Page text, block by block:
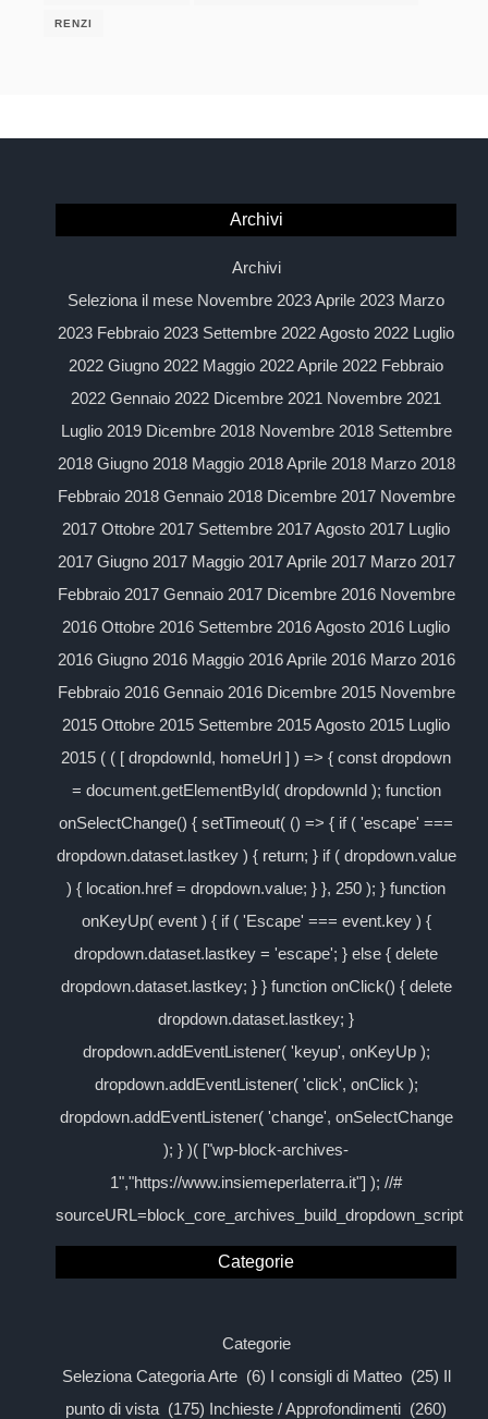
RENZI
Archivi
Archivi
Seleziona il mese Novembre 2023 Aprile 2023 Marzo
2023 Febbraio 2023 Settembre 2022 Agosto 2022 Luglio
2022 Giugno 2022 Maggio 2022 Aprile 2022 Febbraio
2022 Gennaio 2022 Dicembre 2021 Novembre 2021
Luglio 2019 Dicembre 2018 Novembre 2018 Settembre
2018 Giugno 2018 Maggio 2018 Aprile 2018 Marzo 2018
Febbraio 2018 Gennaio 2018 Dicembre 2017 Novembre
2017 Ottobre 2017 Settembre 2017 Agosto 2017 Luglio
2017 Giugno 2017 Maggio 2017 Aprile 2017 Marzo 2017
Febbraio 2017 Gennaio 2017 Dicembre 2016 Novembre
2016 Ottobre 2016 Settembre 2016 Agosto 2016 Luglio
2016 Giugno 2016 Maggio 2016 Aprile 2016 Marzo 2016
Febbraio 2016 Gennaio 2016 Dicembre 2015 Novembre
2015 Ottobre 2015 Settembre 2015 Agosto 2015 Luglio
2015 ( ( [ dropdownId, homeUrl ] ) => { const dropdown
= document.getElementById( dropdownId ); function
onSelectChange() { setTimeout( () => { if ( 'escape' ===
dropdown.dataset.lastkey ) { return; } if ( dropdown.value
) { location.href = dropdown.value; } }, 250 ); } function
onKeyUp( event ) { if ( 'Escape' === event.key ) {
dropdown.dataset.lastkey = 'escape'; } else { delete
dropdown.dataset.lastkey; } } function onClick() { delete
dropdown.dataset.lastkey; }
dropdown.addEventListener( 'keyup', onKeyUp );
dropdown.addEventListener( 'click', onClick );
dropdown.addEventListener( 'change', onSelectChange
); } )( ["wp-block-archives-
1","https://www.insiemeperlaterra.it"] ); //#
sourceURL=block_core_archives_build_dropdown_script
Categorie
Categorie
Seleziona Categoria Arte (6) I consigli di Matteo (25) Il
punto di vista (175) Inchieste / Approfondimenti (260)